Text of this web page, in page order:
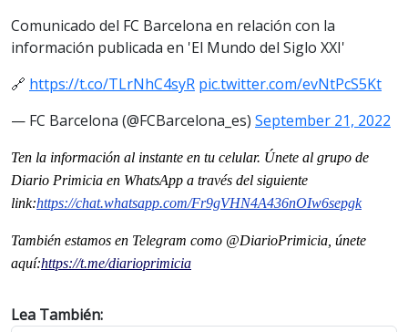
Comunicado del FC Barcelona en relación con la
información publicada en 'El Mundo del Siglo XXI'
🔗 https://t.co/TLrNhC4syR pic.twitter.com/evNtPcS5Kt
— FC Barcelona (@FCBarcelona_es) September 21, 2022
Ten la información al instante en tu celular. Únete al grupo de
Diario Primicia en WhatsApp a través del siguiente
link:https://chat.whatsapp.com/Fr9gVHN4A436nOIw6sepgk
También estamos en Telegram como @DiarioPrimicia, únete
aquí:https://t.me/diarioprimicia
Lea También: